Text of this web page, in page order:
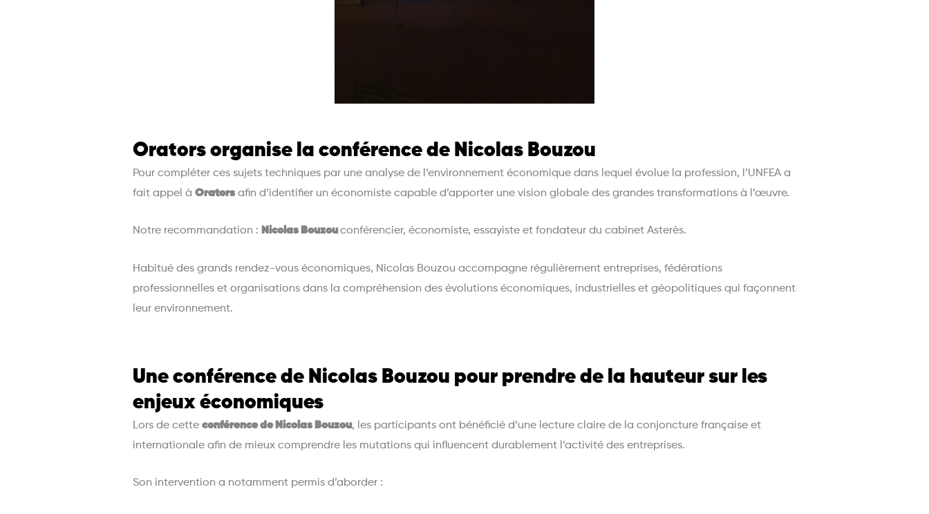
Orators organise la conférence de Nicolas Bouzou
Pour compléter ces sujets techniques par une analyse de l’environnement économique dans lequel évolue la profession, l’UNFEA a
fait appel àOrators afin d’identifier un économiste capable d’apporter une vision globale des grandes transformations à l’œuvre.
Notre recommandation :Nicolas Bouzouconférencier, économiste, essayiste et fondateur du cabinet Asterès.
Habitué des grands rendez-vous économiques, Nicolas Bouzou accompagne régulièrement entreprises, fédérations
professionnelles et organisations dans la compréhension des évolutions économiques, industrielles et géopolitiques qui façonnent
leur environnement.
Une conférence de Nicolas Bouzou pour prendre de la hauteur sur les
enjeux économiques
Lors de cetteconférence de Nicolas Bouzou, les participants ont bénéficié d’une lecture claire de la conjoncture française et
internationale afin de mieux comprendre les mutations qui influencent durablement l’activité des entreprises.
Son intervention a notamment permis d’aborder :